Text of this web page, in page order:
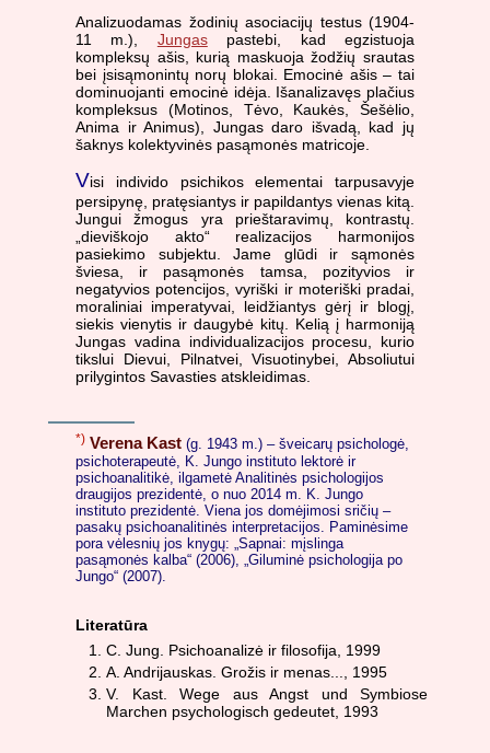
Analizuodamas žodinių asociacijų testus (1904-
11 m.), Jungaspastebi, kad egzistuoja
kompleksų ašis, kurią maskuoja žodžių srautas
bei įsisąmonintų norų blokai. Emocinė ašis – tai
dominuojanti emocinė idėja. Išanalizavęs plačius
kompleksus (Motinos, Tėvo, Kaukės, Šešėlio,
Anima ir Animus), Jungas daro išvadą, kad jų
šaknys kolektyvinės pasąmonės matricoje.
Visi individo psichikos elementai tarpusavyje
persipynę, pratęsiantys ir papildantys vienas kitą.
Jungui žmogus yra prieštaravimų, kontrastų.
„dieviškojo akto“ realizacijos harmonijos
pasiekimo subjektu. Jame glūdi ir sąmonės
šviesa, ir pasąmonės tamsa, pozityvios ir
negatyvios potencijos, vyriški ir moteriški pradai,
moraliniai imperatyvai, leidžiantys gėrį ir blogį,
siekis vienytis ir daugybė kitų. Kelią į harmoniją
Jungas vadina individualizacijos procesu, kurio
tikslui Dievui, Pilnatvei, Visuotinybei, Absoliutui
prilygintos Savasties atskleidimas.
*) Verena Kast (g. 1943 m.) – šveicarų psichologė,
psichoterapeutė, K. Jungo instituto lektorė ir
psichoanalitikė, ilgametė Analitinės psichologijos
draugijos prezidentė, o nuo 2014 m. K. Jungo
instituto prezidentė. Viena jos domėjimosi sričių –
pasakų psichoanalitinės interpretacijos. Paminėsime
pora vėlesnių jos knygų: „Sapnai: mįslinga
pasąmonės kalba“ (2006), „Giluminė psichologija po
Jungo“ (2007).
Literatūra
C. Jung. Psichoanalizė ir filosofija, 1999
A. Andrijauskas. Grožis ir menas..., 1995
V. Kast. Wege aus Angst und Symbiose
Marchen psychologisch gedeutet, 1993